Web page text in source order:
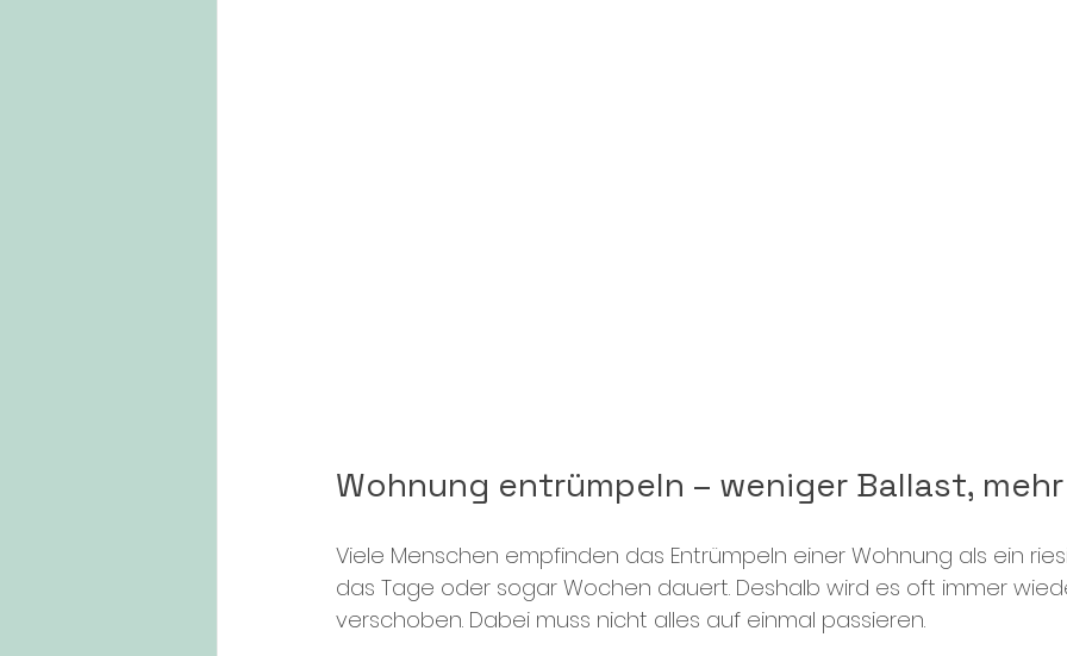
Wohnung entrümpeln – weniger Ballast, mehr
Viele Menschen empfinden das Entrümpeln einer Wohnung als ein
das Tage oder sogar Wochen dauert. Deshalb wird es oft immer
verschoben. Dabei muss nicht alles auf einmal passieren.